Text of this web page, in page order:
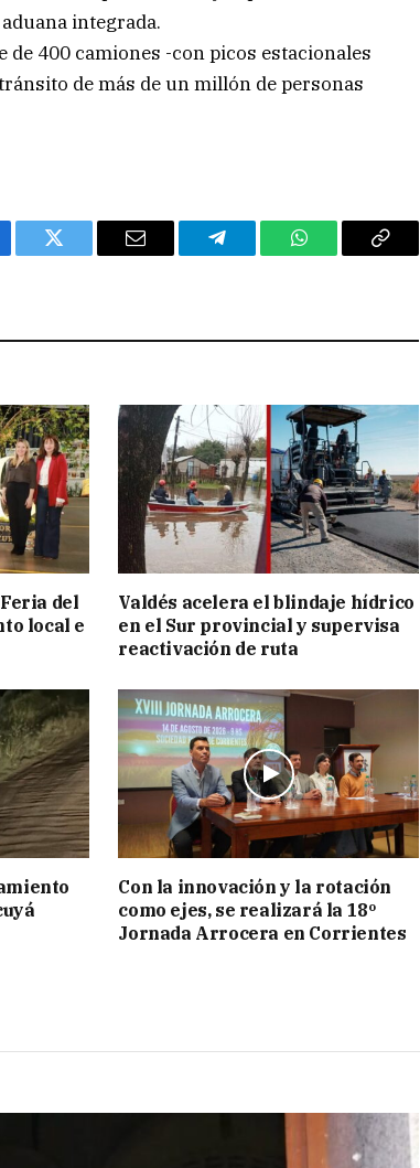
integrada.
400 camiones -con picos estacionales
de más de un millón de personas
Twitter Email Telegram WhatsAppCopy
del
local e
Valdés acelera el blindaje hídrico
en el Sur provincial y supervisa
reactivación de ruta
Con la innovación y la rotación
como ejes, se realizará la 18º
Jornada Arrocera en Corrientes